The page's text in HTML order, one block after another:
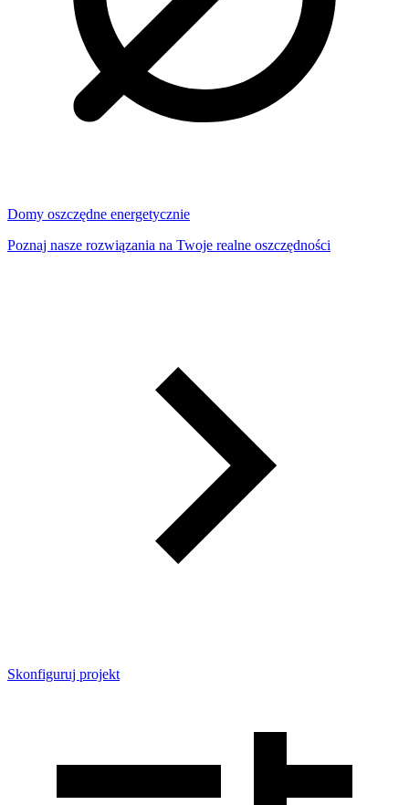
Domy oszczędne energetycznie
Poznaj nasze rozwiązania na Twoje realne oszczędności
Skonfiguruj projekt